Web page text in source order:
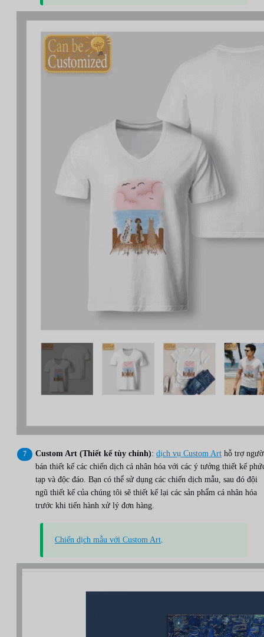
Custom Art (Thiết kế tùy chỉnh): dịch vụ Custom Art hỗ trợ
bán thiết kế các chiến dịch cá nhân hóa với các ý tưởng thiết kế
tạp và độc đáo. Bạn có thể sử dụng các chiến dịch mẫu, sau đó đội
ngũ thiết kế của chúng tôi sẽ thiết kế lại các sản phẩm cá nhân hóa
trước khi tiến hành xử lý đơn hàng.
Chiến dịch mẫu với Custom Art